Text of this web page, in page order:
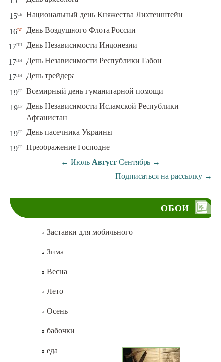
15сб Национальный день Княжества Лихтенштейн
16вс День Воздушного Флота России
17пн День Независимости Индонезии
17пн День Независимости Республики Габон
17пн День трейдера
19ср Всемирный день гуманитарной помощи
19ср
День Независимости Исламской Республики
Афганистан
19ср День пасечника Украины
19ср Преображение Господне
← Июль Август Сентябрь →
Подписаться на рассылку →
ОБОИ
Заставки для мобильного
Зима
Весна
Лето
Осень
бабочки
еда